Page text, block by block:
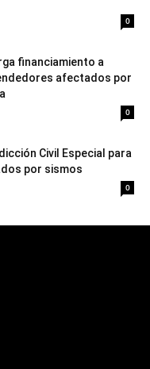
0
financiamiento a
afectados por
0
Civil Especial para
por sismos
0